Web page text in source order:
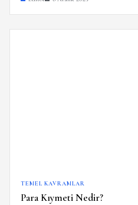
TEMEL KAVRAMLAR
Para Kıymeti Nedir?